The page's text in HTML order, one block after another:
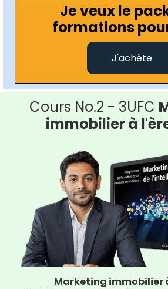
Je veux le
formations
J'achète
Marketing immobilier
Cours No.2 - 3UFC
immobilier à